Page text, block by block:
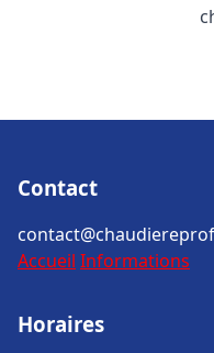
Contact
Accueil Informations
Horaires